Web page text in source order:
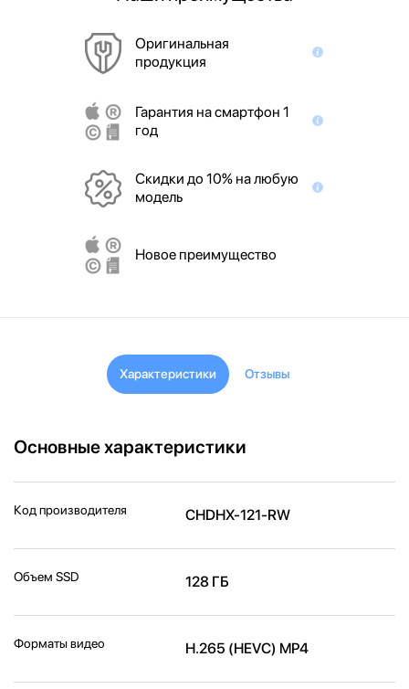
Оригинальная
продукция
Гарантия на смартфон 1
год
Скидки до 10% на любую
модель
Новое преимущество
Характеристики Отзывы
Основные характеристики
Код производителя CHDHX-121-RW
Объем SSD 128 ГБ
Форматы видео H.265 (HEVC) MP4